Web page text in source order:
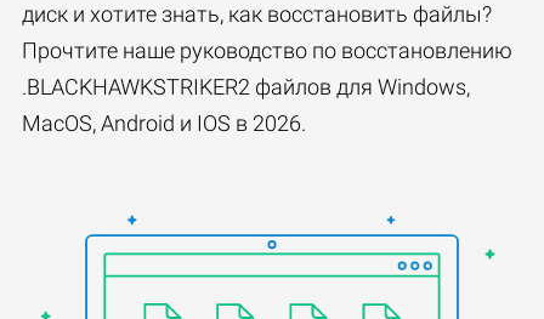
диск и хотите знать, как восстановить файлы?
Прочтите наше руководство по восстановлению
.BLACKHAWKSTRIKER2 файлов для Windows,
MacOS, Android и IOS в 2026.